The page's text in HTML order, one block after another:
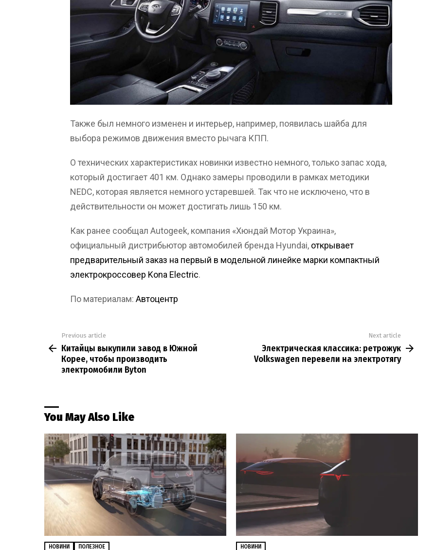
Также был немного изменен и интерьер, например, появилась шайба для
выбора режимов движения вместо рычага КПП.
О технических характеристиках новинки известно немного, только запас хода,
который достигает 401 км. Однако замеры проводили в рамках методики
NEDC, которая является немного устаревшей. Так что не исключено, что в
действительности он может достигать лишь 150 км.
Как ранее сообщал Autogeek, компания «Хюндай Мотор Украина»,
официальный дистрибьютор автомобилей бренда Hyundai, открывает
предварительный заказ на первый в модельной линейке марки компактный
электрокроссовер Kona Electric.
По материалам: Автоцентр
more
Previous article
Китайцы выкупили завод в Южной
Корее, чтобы производить
электромобили Byton
Next article
Электрическая классика: ретрожук
Volkswagen перевели на электротягу
You May Also Like
НОВИНИ ПОЛЕЗНОЕ НОВИНИ